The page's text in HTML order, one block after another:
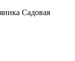
Садовая